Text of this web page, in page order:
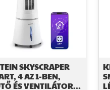
SKYSCRAPER
4 AZ 1-BEN,
ÉS VENTILÁTOR,